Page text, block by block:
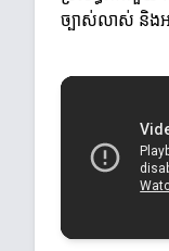
ច្បាស់លាស់ និងអ